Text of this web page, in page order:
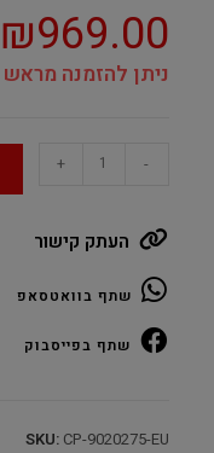
₪969.00
ניתן להזמנה מראש
White
Fully
Modular
1000W
quantity
-
+
העתק קישור
שתף בוואטסאפ
שתף בפייסבוק
SKU: CP-9020275-EU